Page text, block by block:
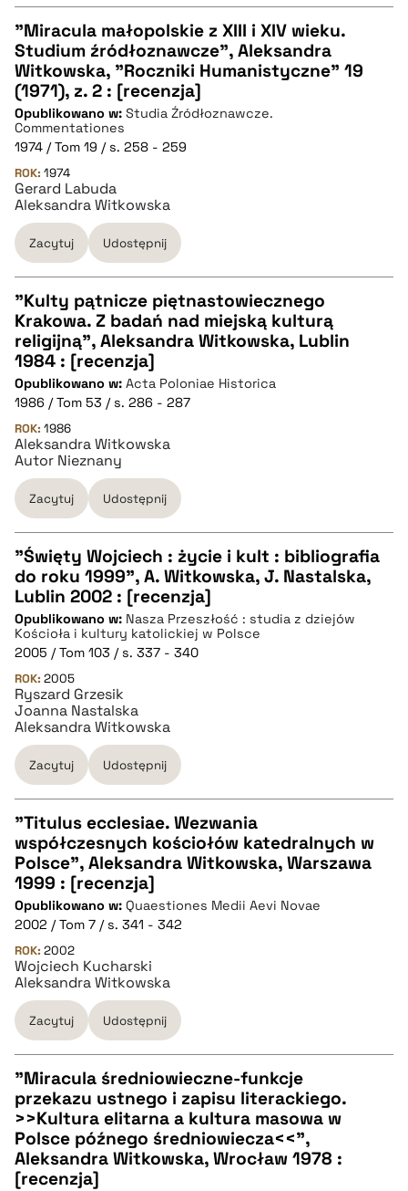
CZYSTY TEKST
pobierz cytat
BIBTEX
pobierz cytat
"Miracula małopolskie z XIII i XIV wieku.
Studium źródłoznawcze", Aleksandra
Witkowska, "Roczniki Humanistyczne" 19
(1971), z. 2 : [recenzja]
Opublikowano w: Studia Źródłoznawcze.
Commentationes
1974 / Tom 19 / s. 258 - 259
ROK: 1974
Gerard Labuda
Aleksandra Witkowska
Zacytuj Udostępnij
CZYSTY TEKST
pobierz cytat
BIBTEX
pobierz cytat
"Kulty pątnicze piętnastowiecznego
Krakowa. Z badań nad miejską kulturą
religijną", Aleksandra Witkowska, Lublin
1984 : [recenzja]
Opublikowano w: Acta Poloniae Historica
1986 / Tom 53 / s. 286 - 287
ROK: 1986
Aleksandra Witkowska
Autor Nieznany
Zacytuj Udostępnij
CZYSTY TEKST
pobierz cytat
BIBTEX
pobierz cytat
"Święty Wojciech : życie i kult : bibliografia
do roku 1999", A. Witkowska, J. Nastalska,
Lublin 2002 : [recenzja]
Opublikowano w: Nasza Przeszłość : studia z dziejów
Kościoła i kultury katolickiej w Polsce
2005 / Tom 103 / s. 337 - 340
ROK: 2005
Ryszard Grzesik
Joanna Nastalska
Aleksandra Witkowska
Zacytuj Udostępnij
CZYSTY TEKST
pobierz cytat
BIBTEX
pobierz cytat
"Titulus ecclesiae. Wezwania
współczesnych kościołów katedralnych w
Polsce", Aleksandra Witkowska, Warszawa
1999 : [recenzja]
Opublikowano w: Quaestiones Medii Aevi Novae
2002 / Tom 7 / s. 341 - 342
ROK: 2002
Wojciech Kucharski
Aleksandra Witkowska
Zacytuj Udostępnij
CZYSTY TEKST
pobierz cytat
"Miracula średniowieczne-funkcje
przekazu ustnego i zapisu literackiego.
>>Kultura elitarna a kultura masowa w
Polsce późnego średniowiecza<<",
Aleksandra Witkowska, Wrocław 1978 :
[recenzja]